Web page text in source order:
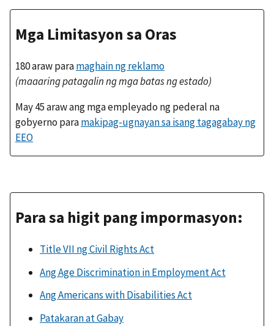
Mga Limitasyon sa Oras
180 araw paramaghain ng reklamo
(maaaring patagalin ng mga batas ng estado)
May 45 araw ang mga empleyado ng pederal na
gobyerno paramakipag-ugnayan sa isang tagagabay ng
EEO
Para sa higit pang impormasyon:
Title VII ng Civil Rights Act
Ang Age Discrimination in Employment Act
Ang Americans with Disabilities Act
Patakaran at Gabay